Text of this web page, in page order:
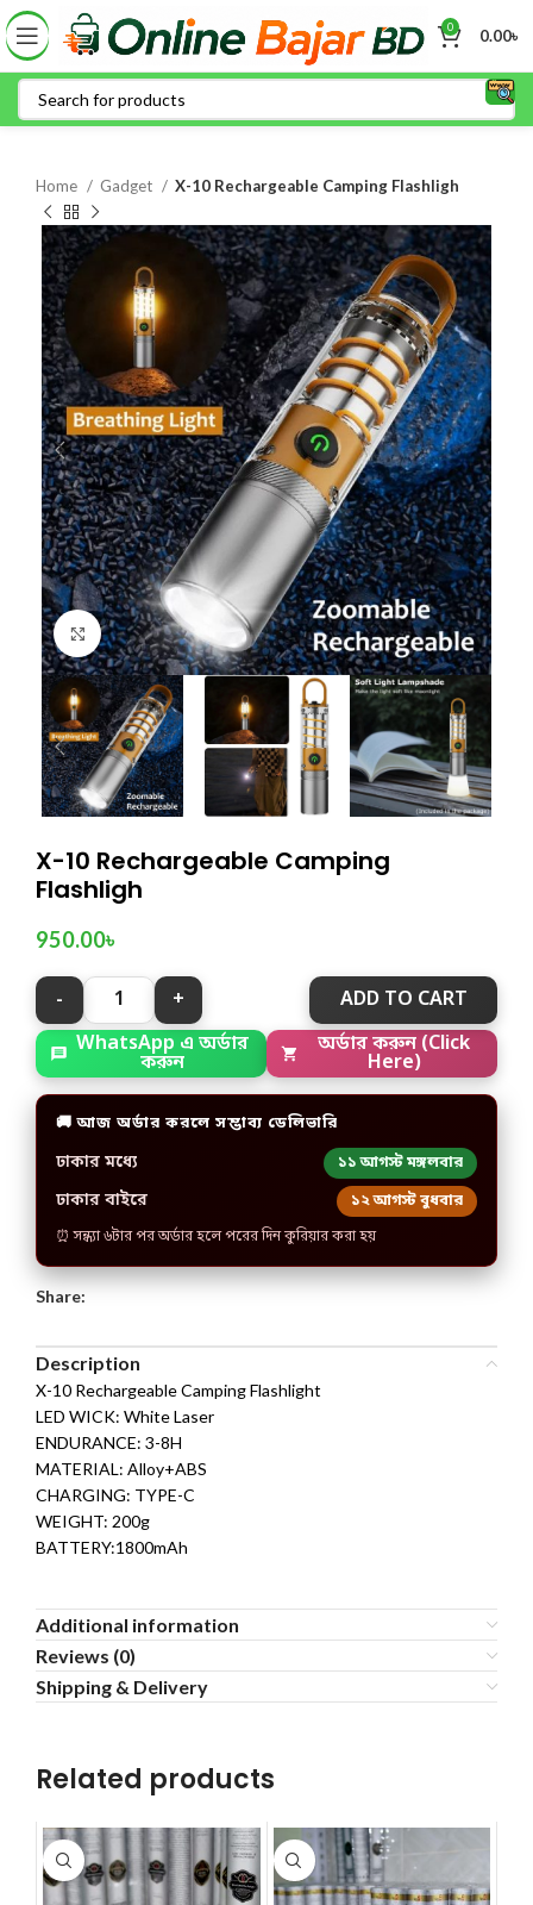
0 0.00৳
Home Gadget X-10 Rechargeable Camping Flashligh
Click to enlarge
X-10 Rechargeable Camping
Flashligh
950.00৳
ADD TO CART
WhatsApp এ অর্ডার
করুন
অর্ডার করুন (Click
Here)
🚚 আজ অর্ডার করলে সম্ভাব্য ডেলিভারি
ঢাকার মধ্যে ১১ আগস্ট মঙ্গলবার
ঢাকার বাইরে ১২ আগস্ট বুধবার
⏰ সন্ধ্যা ৬টার পর অর্ডার হলে পরের দিন কুরিয়ার করা হয়
Share:
Description
X-10 Rechargeable Camping Flashlight
LED WICK: White Laser
ENDURANCE: 3-8H
MATERIAL: Alloy+ABS
CHARGING: TYPE-C
WEIGHT: 200g
BATTERY:1800mAh
Additional information
Reviews (0)
Shipping & Delivery
Related products